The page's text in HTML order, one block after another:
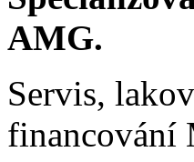
AMG.
Servis,
financování